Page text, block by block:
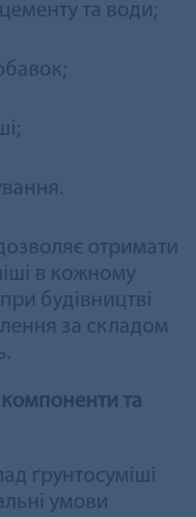
та води;
отримати
в кожному
будівництві
за складом
та
ґрунтосуміші
умови